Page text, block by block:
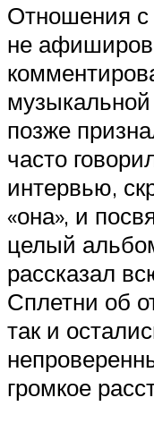
Отношения с
не
позже
часто
интервью,
«‎она»‎‎, и
целый
рассказал
Сплетни об
так и
громкое